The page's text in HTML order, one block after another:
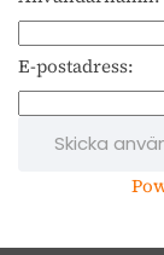
E-postadress: